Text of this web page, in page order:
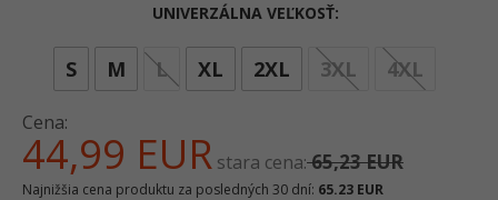
UNIVERZÁLNA VEĽKOSŤ:
S M L XL 2XL 3XL 4XL
Cena:
44,99 EUR stara cena:65,23 EUR
Najnižšia cena produktu za posledných 30 dní: 65.23 EUR